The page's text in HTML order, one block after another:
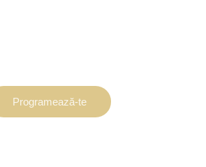
Programează-te